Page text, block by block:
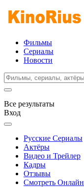
Фильмы
Сериалы
Новости
Все результаты
Вход
Русские Сериалы
Актёры
Видео и Трейлер
Кадры
Отзывы
Смотреть Онлайн